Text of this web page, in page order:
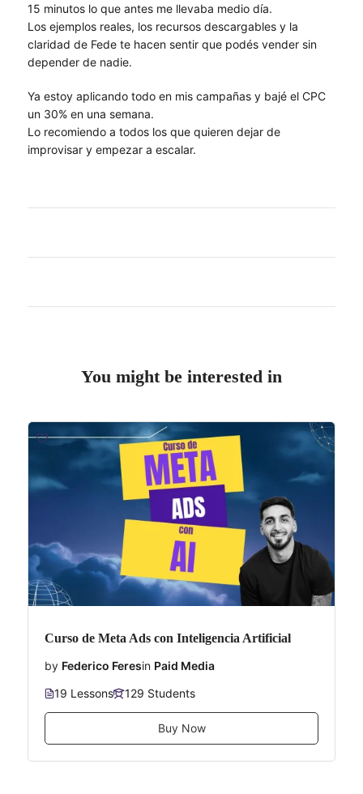
15 minutos lo que antes me llevaba medio día.
Los ejemplos reales, los recursos descargables y la
claridad de Fede te hacen sentir que podés vender sin
depender de nadie.
Ya estoy aplicando todo en mis campañas y bajé el CPC
un 30% en una semana.
Lo recomiendo a todos los que quieren dejar de
improvisar y empezar a escalar.
You might be interested in
Curso de Meta Ads con Inteligencia Artificial
by Federico Feresin Paid Media
19 Lessons
129 Students
Buy Now